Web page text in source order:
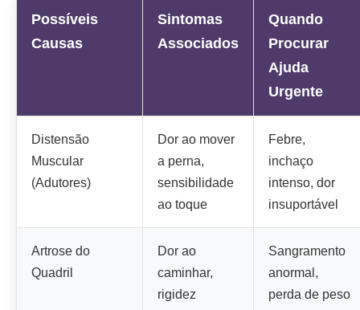
Possíveis
Causas
Sintomas
Associados
Quando
Procurar
Ajuda
Urgente
Distensão
Muscular
(Adutores)
Dor ao mover
a perna,
sensibilidade
ao toque
Febre,
inchaço
intenso, dor
insuportável
Artrose do
Quadril
Dor ao
caminhar,
rigidez
Sangramento
anormal,
perda de peso